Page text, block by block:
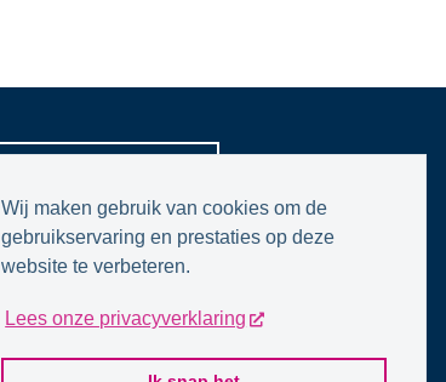
Wij maken gebruik van cookies om de
gebruikservaring en prestaties op deze
website te verbeteren.
Lees onze privacyverklaring